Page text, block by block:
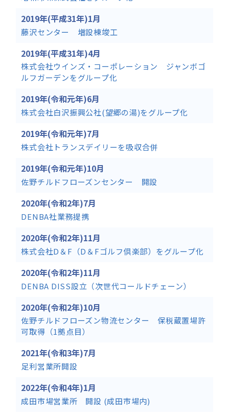
2019年(平成31年)1月
藤沢センター 増設棟竣工
2019年(平成31年)4月
株式会社ウインズ・コーポレーション ジャンボゴ
ルフガーデンをグループ化
2019年(令和元年)6月
株式会社白沢振興公社(望郷の湯)をグループ化
2019年(令和元年)7月
株式会社トランスデイリーを吸収合併
2019年(令和元年)10月
佐野チルドフローズンセンター 開設
2020年(令和2年)7月
DENBA社業務提携
2020年(令和2年)11月
株式会社D＆F（D＆Fゴルフ倶楽部）をグループ化
2020年(令和2年)11月
DENBA DISS設立（次世代コールドチェーン）
2020年(令和2年)10月
佐野チルドフローズン物流センター 保税蔵置場許
可取得（1拠点目）
2021年(令和3年)7月
足利営業所開設
2022年(令和4年)1月
成田市場営業所 開設 (成田市場内)